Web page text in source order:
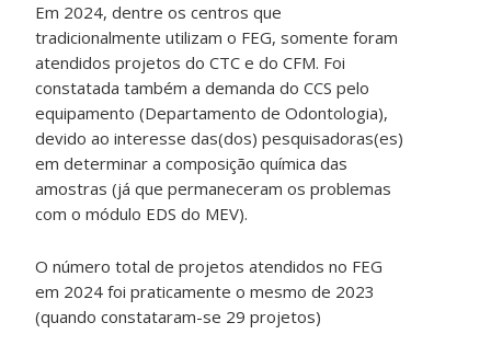
Em 2024, dentre os centros que
tradicionalmente utilizam o FEG, somente foram
atendidos projetos do CTC e do CFM. Foi
constatada também a demanda do CCS pelo
equipamento (Departamento de Odontologia),
devido ao interesse das(dos) pesquisadoras(es)
em determinar a composição química das
amostras (já que permaneceram os problemas
com o módulo EDS do MEV).
O número total de projetos atendidos no FEG
em 2024 foi praticamente o mesmo de 2023
(quando constataram-se 29 projetos)